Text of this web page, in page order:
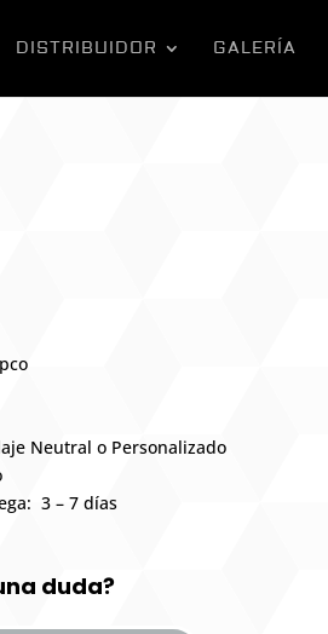
DISTRIBUIDOR GALERÍA
Neutral o Personalizado
3 – 7 días
duda?